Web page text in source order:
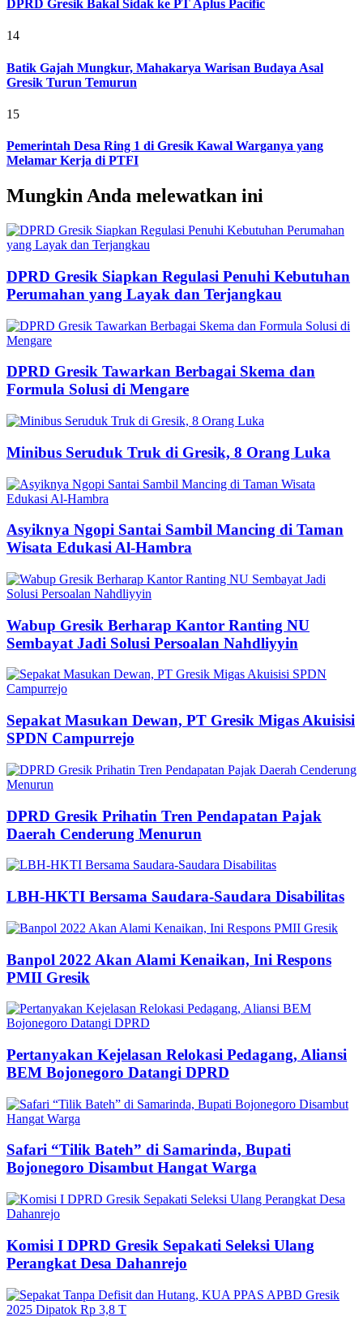
DPRD Gresik Bakal Sidak ke PT Aplus Pacific
14
Batik Gajah Mungkur, Mahakarya Warisan Budaya Asal
Gresik Turun Temurun
15
Pemerintah Desa Ring 1 di Gresik Kawal Warganya yang
Melamar Kerja di PTFI
Mungkin Anda melewatkan ini
DPRD Gresik Siapkan Regulasi Penuhi Kebutuhan
Perumahan yang Layak dan Terjangkau
DPRD Gresik Tawarkan Berbagai Skema dan
Formula Solusi di Mengare
Minibus Seruduk Truk di Gresik, 8 Orang Luka
Asyiknya Ngopi Santai Sambil Mancing di Taman
Wisata Edukasi Al-Hambra
Wabup Gresik Berharap Kantor Ranting NU
Sembayat Jadi Solusi Persoalan Nahdliyyin
Sepakat Masukan Dewan, PT Gresik Migas Akuisisi
SPDN Campurrejo
DPRD Gresik Prihatin Tren Pendapatan Pajak
Daerah Cenderung Menurun
LBH-HKTI Bersama Saudara-Saudara Disabilitas
Banpol 2022 Akan Alami Kenaikan, Ini Respons
PMII Gresik
Pertanyakan Kejelasan Relokasi Pedagang, Aliansi
BEM Bojonegoro Datangi DPRD
Safari “Tilik Bateh” di Samarinda, Bupati
Bojonegoro Disambut Hangat Warga
Komisi I DPRD Gresik Sepakati Seleksi Ulang
Perangkat Desa Dahanrejo